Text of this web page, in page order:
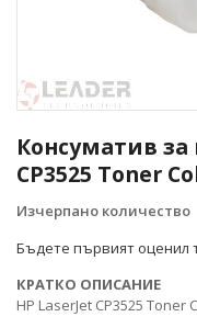
Консуматив за
CP3525 Toner
Изчерпано количество
Бъдете първият оценил
КРАТКО ОПИСАНИЕ
HP LaserJet CP3525 Toner
към
началото
на
галерия
снимки